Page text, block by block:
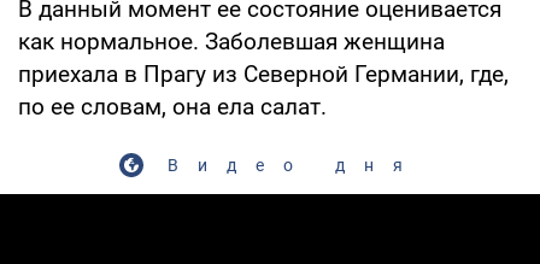
В данный момент ее состояние оценивается
как нормальное. Заболевшая женщина
приехала в Прагу из Северной Германии, где,
по ее словам, она ела салат.
Видео дня